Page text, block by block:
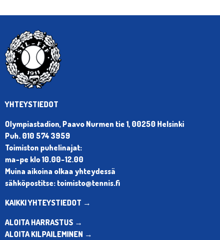
YHTEYSTIEDOT
Olympiastadion, Paavo Nurmen tie 1, 00250 Helsinki
Puh. 010 574 3959
Toimiston puhelinajat:
ma-pe klo 10.00-12.00
Muina aikoina olkaa yhteydessä
sähköpostitse: toimisto@tennis.fi
KAIKKI YHTEYSTIEDOT →
ALOITA HARRASTUS →
ALOITA KILPAILEMINEN →